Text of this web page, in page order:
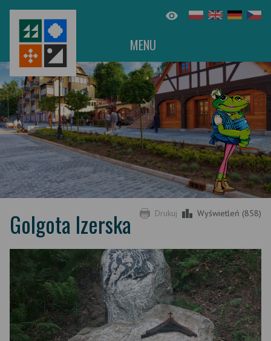
MENU
Drukuj Wyświetleń (858)
Golgota Izerska